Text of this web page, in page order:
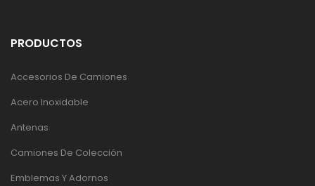
PRODUCTOS
Accesorios De Camiones
Acero Inoxidable
Antenas
Camiones De Colección
Emblemas Y Adornos